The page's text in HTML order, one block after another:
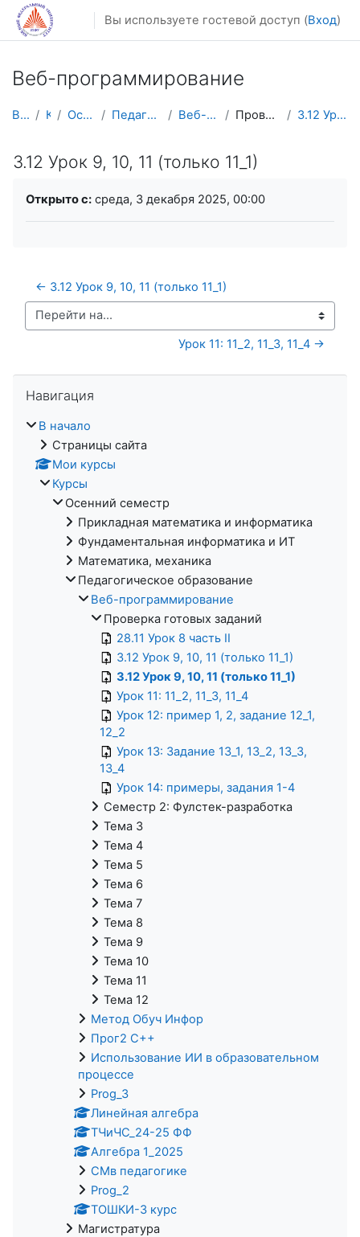
Перейти к основному содержанию
Вы используете гостевой доступ (Вход)
Веб-программирование
В начало Курсы Осенний семестр Педагогическое образование Веб-программирование Проверка готовых заданий 3.12 Урок 9, 10, 11 (только 11_1)
3.12 Урок 9, 10, 11 (только 11_1)
Открыто с: среда, 3 декабря 2025, 00:00
← 3.12 Урок 9, 10, 11 (только 11_1)
Перейти на...
Урок 11: 11_2, 11_3, 11_4 →
Навигация
В начало
Страницы сайта
Мои курсы
Курсы
Осенний семестр
Прикладная математика и информатика
Фундаментальная информатика и ИТ
Математика, механика
Педагогическое образование
Веб-программирование
Проверка готовых заданий
28.11 Урок 8 часть II
3.12 Урок 9, 10, 11 (только 11_1)
3.12 Урок 9, 10, 11 (только 11_1)
Урок 11: 11_2, 11_3, 11_4
Урок 12: пример 1, 2, задание 12_1,
12_2
Урок 13: Задание 13_1, 13_2, 13_3,
13_4
Урок 14: примеры, задания 1-4
Семестр 2: Фулстек-разработка
Тема 3
Тема 4
Тема 5
Тема 6
Тема 7
Тема 8
Тема 9
Тема 10
Тема 11
Тема 12
Метод Обуч Инфор
Прог2 С++
Использование ИИ в образовательном
процессе
Prog_3
Линейная алгебра
ТЧиЧС_24-25 ФФ
Алгебра 1_2025
СМв педагогике
Prog_2
ТОШКИ-3 курс
Магистратура